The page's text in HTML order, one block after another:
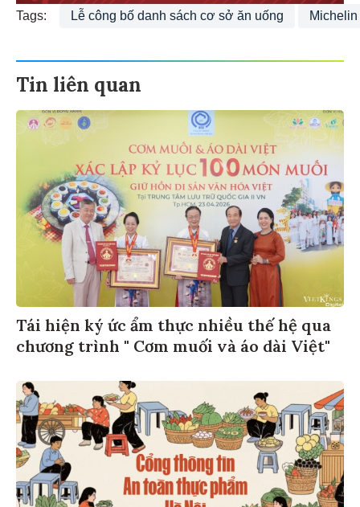
Tags: Lễ công bố danh sách cơ sở ăn uống
Tin liên quan
Tái hiện ký ức ẩm thực nhiều thế hệ qua
chương trình " Cơm muối và áo dài Việt"